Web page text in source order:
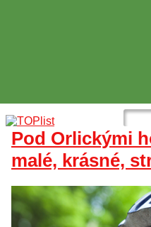
Pod Orlickými
malé, krásné,